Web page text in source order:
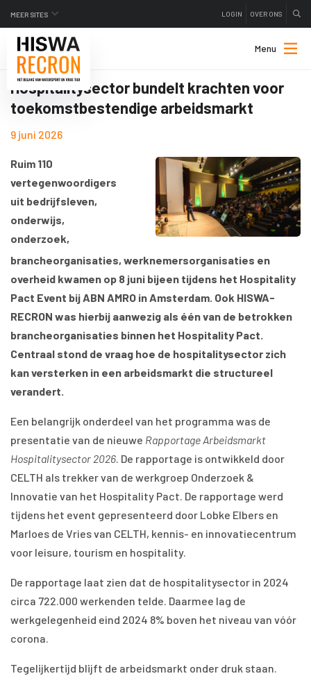
MEER SITES LOGIN OVER ONS
Menu
Hospitalitysector bundelt krachten voor
toekomstbestendige arbeidsmarkt
9 juni 2026
Ruim 110
vertegenwoordigers
uit bedrijfsleven,
onderwijs,
onderzoek,
brancheorganisaties, werknemersorganisaties en
overheid kwamen op 8 juni bijeen tijdens het Hospitality
Pact Event bij ABN AMRO in Amsterdam. Ook HISWA-
RECRON was hierbij aanwezig als één van de betrokken
brancheorganisaties binnen het Hospitality Pact.
Centraal stond de vraag hoe de hospitalitysector zich
kan versterken in een arbeidsmarkt die structureel
verandert.
Een belangrijk onderdeel van het programma was de
presentatie van de nieuwe Rapportage Arbeidsmarkt
Hospitalitysector 2026. De rapportage is ontwikkeld door
CELTH als trekker van de werkgroep Onderzoek &
Innovatie van het Hospitality Pact. De rapportage werd
tijdens het event gepresenteerd door Lobke Elbers en
Marloes de Vries van CELTH, kennis- en innovatiecentrum
voor leisure, tourism en hospitality.
De rapportage laat zien dat de hospitalitysector in 2024
circa 722.000 werkenden telde. Daarmee lag de
werkgelegenheid eind 2024 8% boven het niveau van vóór
corona.
Tegelijkertijd blijft de arbeidsmarkt onder druk staan.